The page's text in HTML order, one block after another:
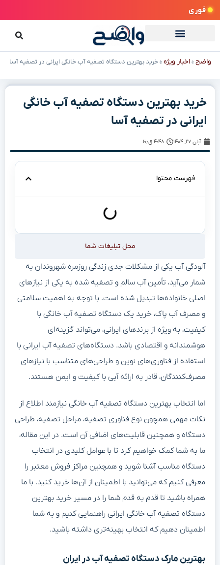
فوری
واضح »اخبار ویژه »خرید بهترین دستگاه تصفیه آب خانگی ایرانی در تصفیه آسا
خرید بهترین دستگاه تصفیه آب خانگی
ایرانی در تصفیه آسا
آبان ۲۷, ۱۴۰۴ ۴:۴۸ ق٫ظ
فهرست محتوا
محل تبلیغات شما
آلودگی آب یکی از مشکلات جدی زندگی روزمره شهروندان به
شمار می‌آید، تأمین آب سالم و تصفیه شده به یکی از نیازهای
اصلی خانواده‌ها تبدیل شده است. با توجه به اهمیت سلامتی
و مصرف آب پاک، خرید یک دستگاه تصفیه آب خانگی با
کیفیت، به ویژه از برندهای ایرانی، می‌تواند گزینه‌ای
هوشمندانه و اقتصادی باشد. دستگاه‌های تصفیه آب ایرانی با
استفاده از فناوری‌های نوین و طراحی‌های متناسب با نیازهای
مصرف‌کنندگان، قادر به ارائه آبی با کیفیت و ایمن هستند.
اما انتخاب بهترین دستگاه تصفیه آب خانگی نیازمند اطلاع از
نکات مهمی همچون نوع فناوری تصفیه، مراحل تصفیه، طراحی
دستگاه و همچنین قابلیت‌های اضافی آن است. در این مقاله،
ما به شما کمک خواهیم کرد تا با عوامل کلیدی در انتخاب
دستگاه مناسب آشنا شوید و همچنین مراکز فروش معتبر را
معرفی کنیم که می‌توانید با اطمینان از آن‌ها خرید کنید. با ما
همراه باشید تا قدم به قدم شما را در مسیر خرید بهترین
دستگاه تصفیه آب خانگی ایرانی راهنمایی کنیم و به شما
اطمینان دهیم که انتخاب بهینه‌تری داشته باشید.
بهترین مارک دستگاه تصفیه آب در ایران